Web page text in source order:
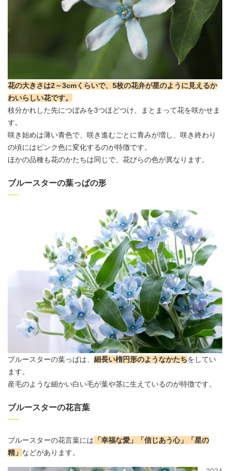
花の大きさは2～3cmくらいで、5枚の花弁が星のように見えるか
わいらしい花です。
枝分かれした先につぼみを3つほどつけ、まとまって花を咲かせま
す。
咲き始めは薄い青色で、咲き進むごとに青みが増し、咲き終わり
の頃にはピンク色に変化するのが特徴です。
ほかの品種も花のかたちは同じで、花びらの色が異なります。
ブルースターの葉っぱの形
ブルースターの葉っぱは、 細長い楕円形のようなかたちをしてい
ます。
産毛のような細かい白い毛が葉や茎に生えているのが特徴です。
ブルースターの花言葉
ブルースターの花言葉には 「幸福な愛」「信じあう心」「星の
精」 などがあります。